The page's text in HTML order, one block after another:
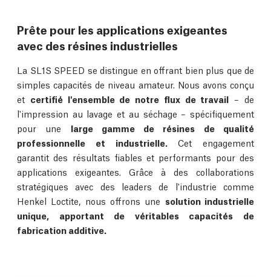
Prête pour les applications exigeantes
avec des résines industrielles
La SL1S SPEED se distingue en offrant bien plus que de
simples capacités de niveau amateur. Nous avons conçu
et certifié l'ensemble de notre flux de travail – de
l'impression au lavage et au séchage – spécifiquement
pour une large gamme de résines de qualité
professionnelle et industrielle.Cet engagement
garantit des résultats fiables et performants pour des
applications exigeantes. Grâce à des collaborations
stratégiques avec des leaders de l'industrie comme
Henkel Loctite, nous offrons une solution industrielle
unique, apportant de véritables capacités de
fabrication additive.